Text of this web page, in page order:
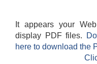
It appears your
display PDF files.
here to download the